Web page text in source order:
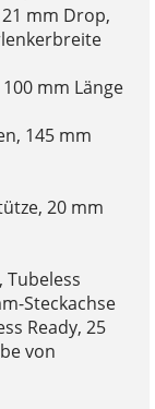
mm Drop,
mm Länge
145 mm
20 mm
Tubeless
Steckachse
Ready, 25
von